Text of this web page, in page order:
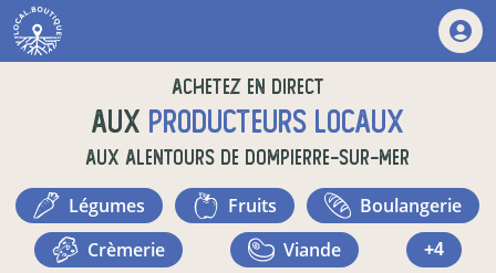
Achetez en direct
auxproducteurs locaux
aux alentours de Dompierre-sur-Mer
légumes fruits
boulangerie
crèmerie
viande +4